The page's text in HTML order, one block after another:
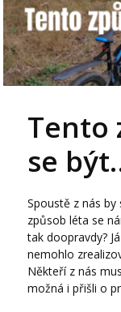
Tento
se
Spoustě z nás
způsob léta se
tak doopravdy?
nemohlo
Někteří z nás
možná i přišli o